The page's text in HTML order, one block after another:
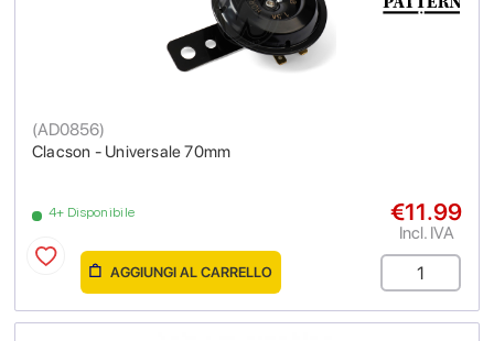
Clacson - Universale 70mm
(AD0856)
4+ Disponibile €11.99
Incl. IVA
AGGIUNGI AL CARRELLO